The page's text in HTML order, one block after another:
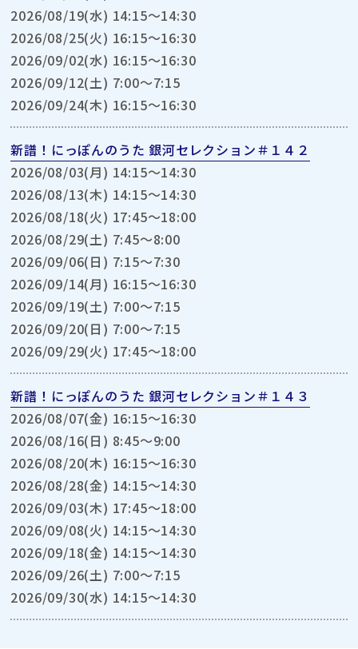
2026/08/19(水) 14:15〜14:30
2026/08/25(火) 16:15〜16:30
2026/09/02(水) 16:15〜16:30
2026/09/12(土) 7:00〜7:15
2026/09/24(木) 16:15〜16:30
新譜！にっぽんのうた 銀河セレクション＃１４２
2026/08/03(月) 14:15〜14:30
2026/08/13(木) 14:15〜14:30
2026/08/18(火) 17:45〜18:00
2026/08/29(土) 7:45〜8:00
2026/09/06(日) 7:15〜7:30
2026/09/14(月) 16:15〜16:30
2026/09/19(土) 7:00〜7:15
2026/09/20(日) 7:00〜7:15
2026/09/29(火) 17:45〜18:00
新譜！にっぽんのうた 銀河セレクション＃１４３
2026/08/07(金) 16:15〜16:30
2026/08/16(日) 8:45〜9:00
2026/08/20(木) 16:15〜16:30
2026/08/28(金) 14:15〜14:30
2026/09/03(木) 17:45〜18:00
2026/09/08(火) 14:15〜14:30
2026/09/18(金) 14:15〜14:30
2026/09/26(土) 7:00〜7:15
2026/09/30(水) 14:15〜14:30